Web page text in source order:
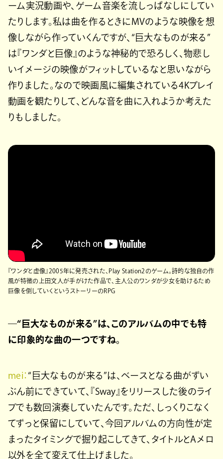
ーム実況動画や、ゲーム音楽を流しっぱなしにしてい
たりします。私は曲を作るときにMVのような映像を想
像しながら作っていくんですが、“巨大なものが来る”
は『ワンダと巨像』のような神秘的で恐ろしく、物悲し
いイメージの映像がフィットしているなと思いながら
作りました。なので映画風に編集されている4Kプレイ
動画を観たりして、どんな音を曲に入れようか考えた
りもしました。
『ワンダと虚像』2005年に発売された、Play Station2のゲーム。詩的な独自の作
風が特徴の上田文人が手がけた作品で、主人公のワンダが少女を助けるため
巨像を倒していくというストーリーのRPG
―“巨大なものが来る”は、このアルバムの中でも特
に印象的な曲の一つですね。
mei：“巨大なものが来る”は、ベースとなる曲がずい
ぶん前にできていて、『Sway』をリリースした後のライ
ブでも数回演奏していたんです。ただ、しっくりこなく
てずっと保留にしていて、今回アルバムの方向性が定
まったタイミングで掘り起こしてきて、タイトルとAメロ
以外を全て変えて仕上げました。